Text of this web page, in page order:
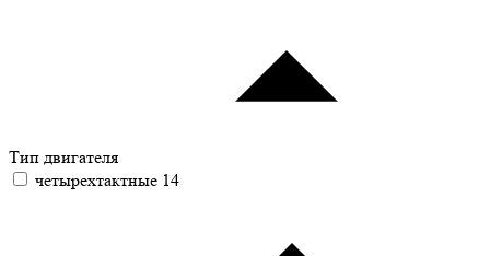
Тип двигателя
четырехтактные 14